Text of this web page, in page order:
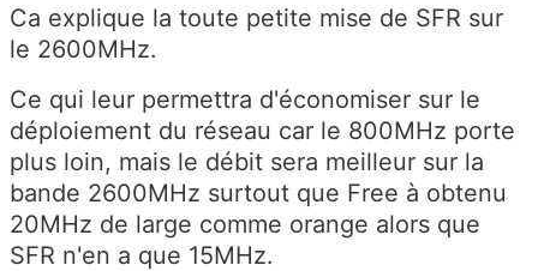
Ca explique la toute petite mise de SFR sur
le 2600MHz.
Ce qui leur permettra d'économiser sur le
déploiement du réseau car le 800MHz porte
plus loin, mais le débit sera meilleur sur la
bande 2600MHz surtout que Free à obtenu
20MHz de large comme orange alors que
SFR n'en a que 15MHz.